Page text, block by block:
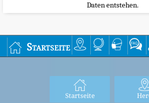
Daten entstehen.
Startseite
Startseite